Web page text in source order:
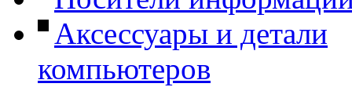
Аксессуары и детали
компьютеров